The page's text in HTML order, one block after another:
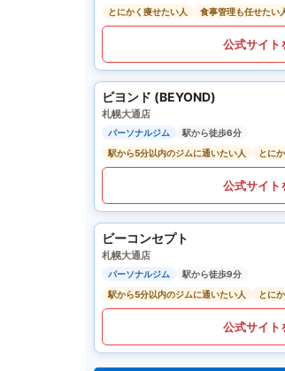
とにかく痩せたい人
食事管理も任せたい
公式サイト
ビヨンド (BEYOND)
札幌大通店
パーソナルジム
駅から徒歩6分
駅から5分以内のジムに通いたい人
とに
公式サイト
ビーコンセプト
札幌大通店
パーソナルジム
駅から徒歩9分
駅から5分以内のジムに通いたい人
とに
公式サイト